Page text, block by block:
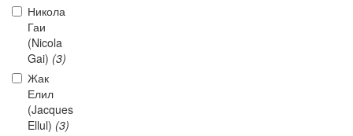
Никола
Гаи
(Nicola
Gai) (3)
Жак
Елил
(Jacques
Ellul) (3)